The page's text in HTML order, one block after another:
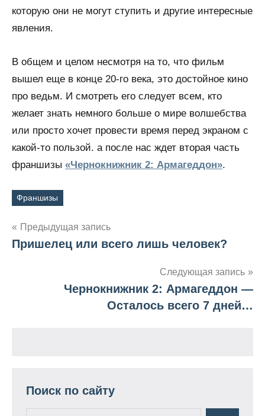
которую они не могут ступить и другие интересные
явления.
В общем и целом несмотря на то, что фильм
вышел еще в конце 20-го века, это достойное кино
про ведьм. И смотреть его следует всем, кто
желает знать немного больше о мире волшебства
или просто хочет провести время перед экраном с
какой-то пользой. а после нас ждет вторая часть
франшизы «Чернокнижник 2: Армагеддон».
Метки
Франшизы
Навигация
записям
Предыдущая запись
Пришелец или всего лишь человек?
Следующая запись
Чернокнижник 2: Армагеддон —
Осталось всего 7 дней…
Поиск по сайту